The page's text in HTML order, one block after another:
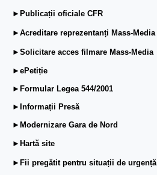
►Publicații oficiale CFR
►Acreditare reprezentanți Mass-Media
►Solicitare acces filmare Mass-Media
►ePetiție
►Formular Legea 544/2001
►Informații Presă
►Modernizare Gara de Nord
►Hartă site
►Fii pregătit pentru situații de urgență